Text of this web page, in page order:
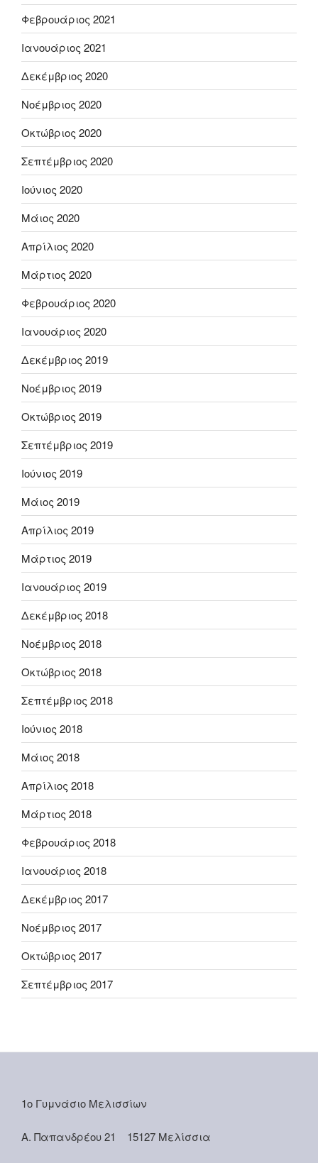
Φεβρουάριος 2021
Ιανουάριος 2021
Δεκέμβριος 2020
Νοέμβριος 2020
Οκτώβριος 2020
Σεπτέμβριος 2020
Ιούνιος 2020
Μάιος 2020
Απρίλιος 2020
Μάρτιος 2020
Φεβρουάριος 2020
Ιανουάριος 2020
Δεκέμβριος 2019
Νοέμβριος 2019
Οκτώβριος 2019
Σεπτέμβριος 2019
Ιούνιος 2019
Μάιος 2019
Απρίλιος 2019
Μάρτιος 2019
Ιανουάριος 2019
Δεκέμβριος 2018
Νοέμβριος 2018
Οκτώβριος 2018
Σεπτέμβριος 2018
Ιούνιος 2018
Μάιος 2018
Απρίλιος 2018
Μάρτιος 2018
Φεβρουάριος 2018
Ιανουάριος 2018
Δεκέμβριος 2017
Νοέμβριος 2017
Οκτώβριος 2017
Σεπτέμβριος 2017
1ο Γυμνάσιο Μελισσίων
Α. Παπανδρέου 21 15127 Μελίσσια